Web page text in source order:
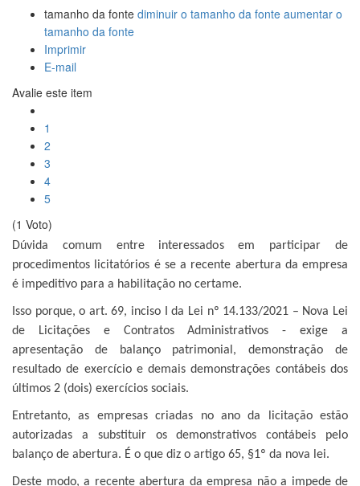
tamanho da fonte diminuir o tamanho da fonte aumentar o
tamanho da fonte
Imprimir
E-mail
Avalie este item
1
2
3
4
5
(1 Voto)
Dúvida comum entre interessados em participar de
procedimentos licitatórios é se a recente abertura da empresa
é impeditivo para a habilitação no certame.
Isso porque, o art. 69, inciso I da Lei nº 14.133/2021 – Nova Lei
de Licitações e Contratos Administrativos - exige a
apresentação de balanço patrimonial, demonstração de
resultado de exercício e demais demonstrações contábeis dos
últimos 2 (dois) exercícios sociais.
Entretanto, as empresas criadas no ano da licitação estão
autorizadas a substituir os demonstrativos contábeis pelo
balanço de abertura. É o que diz o artigo 65, §1º da nova lei.
Deste modo, a recente abertura da empresa não a impede de
Trabalhe Conosco